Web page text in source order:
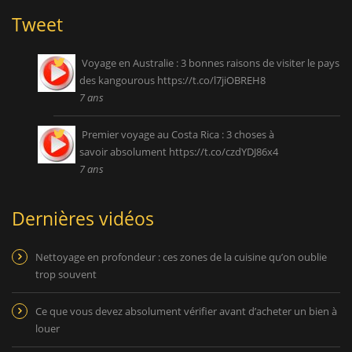
Tweet
Voyage en Australie : 3 bonnes raisons de visiter le pays
des kangourous https://t.co/l7jiOBREH8
7 ans
Premier voyage au Costa Rica : 3 choses à
savoir absolument https://t.co/czdYDJ86x4
7 ans
Dernières vidéos
Nettoyage en profondeur : ces zones de la cuisine qu’on oublie
trop souvent
Ce que vous devez absolument vérifier avant d’acheter un bien à
louer